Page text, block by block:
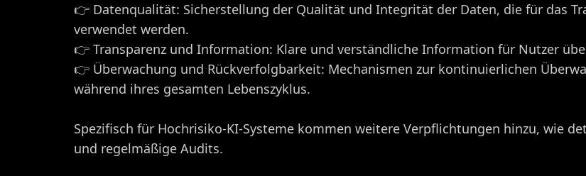
👉 Datenqualität: Sicherstellung der Qualität und Integrität der Daten, die für das
verwendet werden.
👉 Transparenz und Information: Klare und verständliche Information für Nutzer
👉 Überwachung und Rückverfolgbarkeit: Mechanismen zur kontinuierlichen
während ihres gesamten Lebenszyklus.
Spezifisch für Hochrisiko-KI-Systeme kommen weitere Verpflichtungen hinzu, wie
und regelmäßige Audits.